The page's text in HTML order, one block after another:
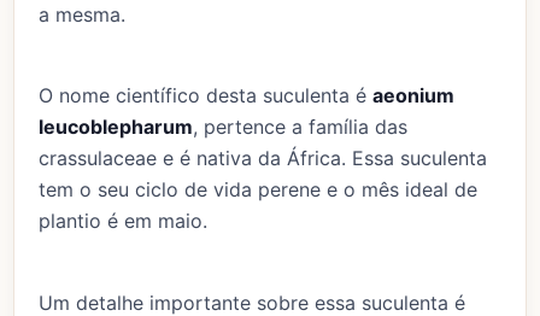
a mesma.
O nome científico desta suculenta é aeonium
leucoblepharum, pertence a família das
crassulaceae e é nativa da África. Essa suculenta
tem o seu ciclo de vida perene e o mês ideal de
plantio é em maio.
Um detalhe importante sobre essa suculenta é